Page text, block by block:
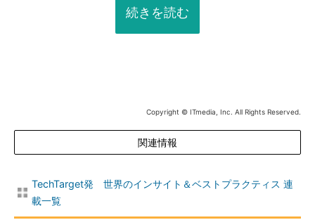
続きを読む
Copyright © ITmedia, Inc. All Rights Reserved.
関連情報
TechTarget発 世界のインサイト＆ベストプラクティス 連
載一覧